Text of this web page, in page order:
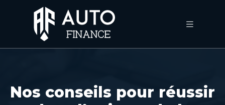
Nos conseils pour réussir